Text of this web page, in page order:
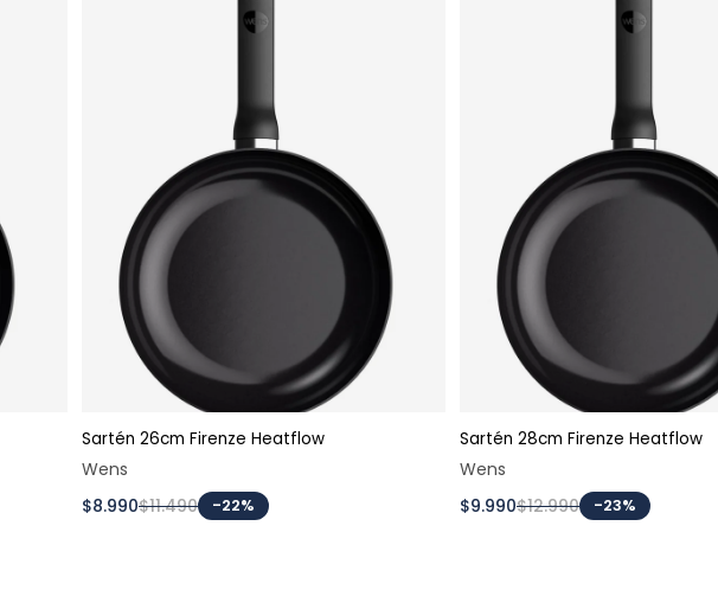
Agregar al carrito
Sartén 26cm Firenze Heatflow
Wens
$8.990$11.490 -22%
Agregar al carrito
Sartén 28cm Firenze Heatflow
Wens
$9.990$12.990 -23%